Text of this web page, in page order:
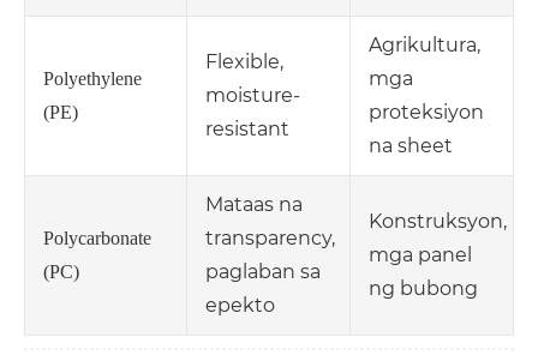
Polyethylene
(PE)
Flexible,
moisture-
resistant
Agrikultura,
mga
proteksiyon
na sheet
Polycarbonate
(PC)
Mataas na
transparency,
paglaban sa
epekto
Konstruksyon,
mga panel
ng bubong